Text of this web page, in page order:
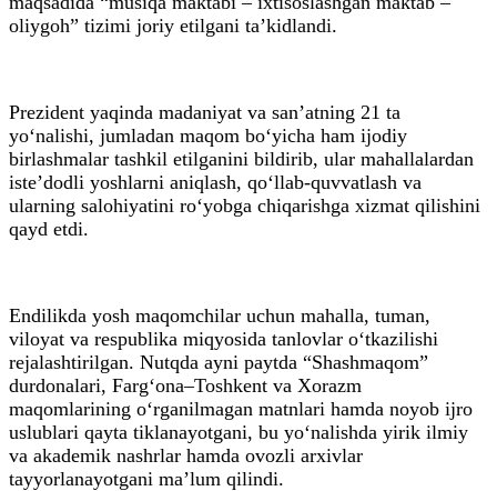
oliygoh” tizimi joriy etilgani ta’kidlandi.
Prezident yaqinda madaniyat va san’atning 21 ta
yo‘nalishi, jumladan maqom bo‘yicha ham ijodiy
birlashmalar tashkil etilganini bildirib, ular mahallalardan
iste’dodli yoshlarni aniqlash, qo‘llab-quvvatlash va
ularning salohiyatini ro‘yobga chiqarishga xizmat qilishini
qayd etdi.
Endilikda yosh maqomchilar uchun mahalla, tuman,
viloyat va respublika miqyosida tanlovlar o‘tkazilishi
rejalashtirilgan. Nutqda ayni paytda “Shashmaqom”
durdonalari, Farg‘ona–Toshkent va Xorazm
maqomlarining o‘rganilmagan matnlari hamda noyob ijro
uslublari qayta tiklanayotgani, bu yo‘nalishda yirik ilmiy
va akademik nashrlar hamda ovozli arxivlar
tayyorlanayotgani ma’lum qilindi.